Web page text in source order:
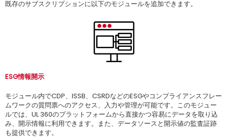
既存のサブスクリプションに以下のモジュールを追加できます。
ESG情報開示
モジュール内でCDP、ISSB、CSRDなどのESGやコンプライアンスフレー
ムワークの質問票へのアクセス、入力や管理が可能です。このモジュー
ルでは、UL 360のプラットフォームから直接かつ容易にデータを取り込
み、開示情報に利用できます。また、データソースと開示値の監査証跡
も提供できます。